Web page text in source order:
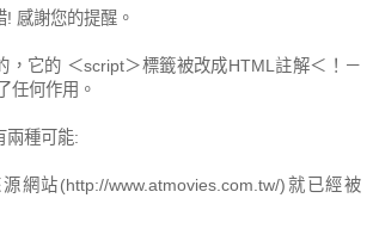
! 感謝您的提醒。
，它的 ＜script＞標籤被改成HTML註解＜！－
任何作用。
兩種可能:
網站(http://www.atmovies.com.tw/)就已經被